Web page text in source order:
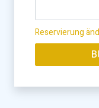
Reservierung